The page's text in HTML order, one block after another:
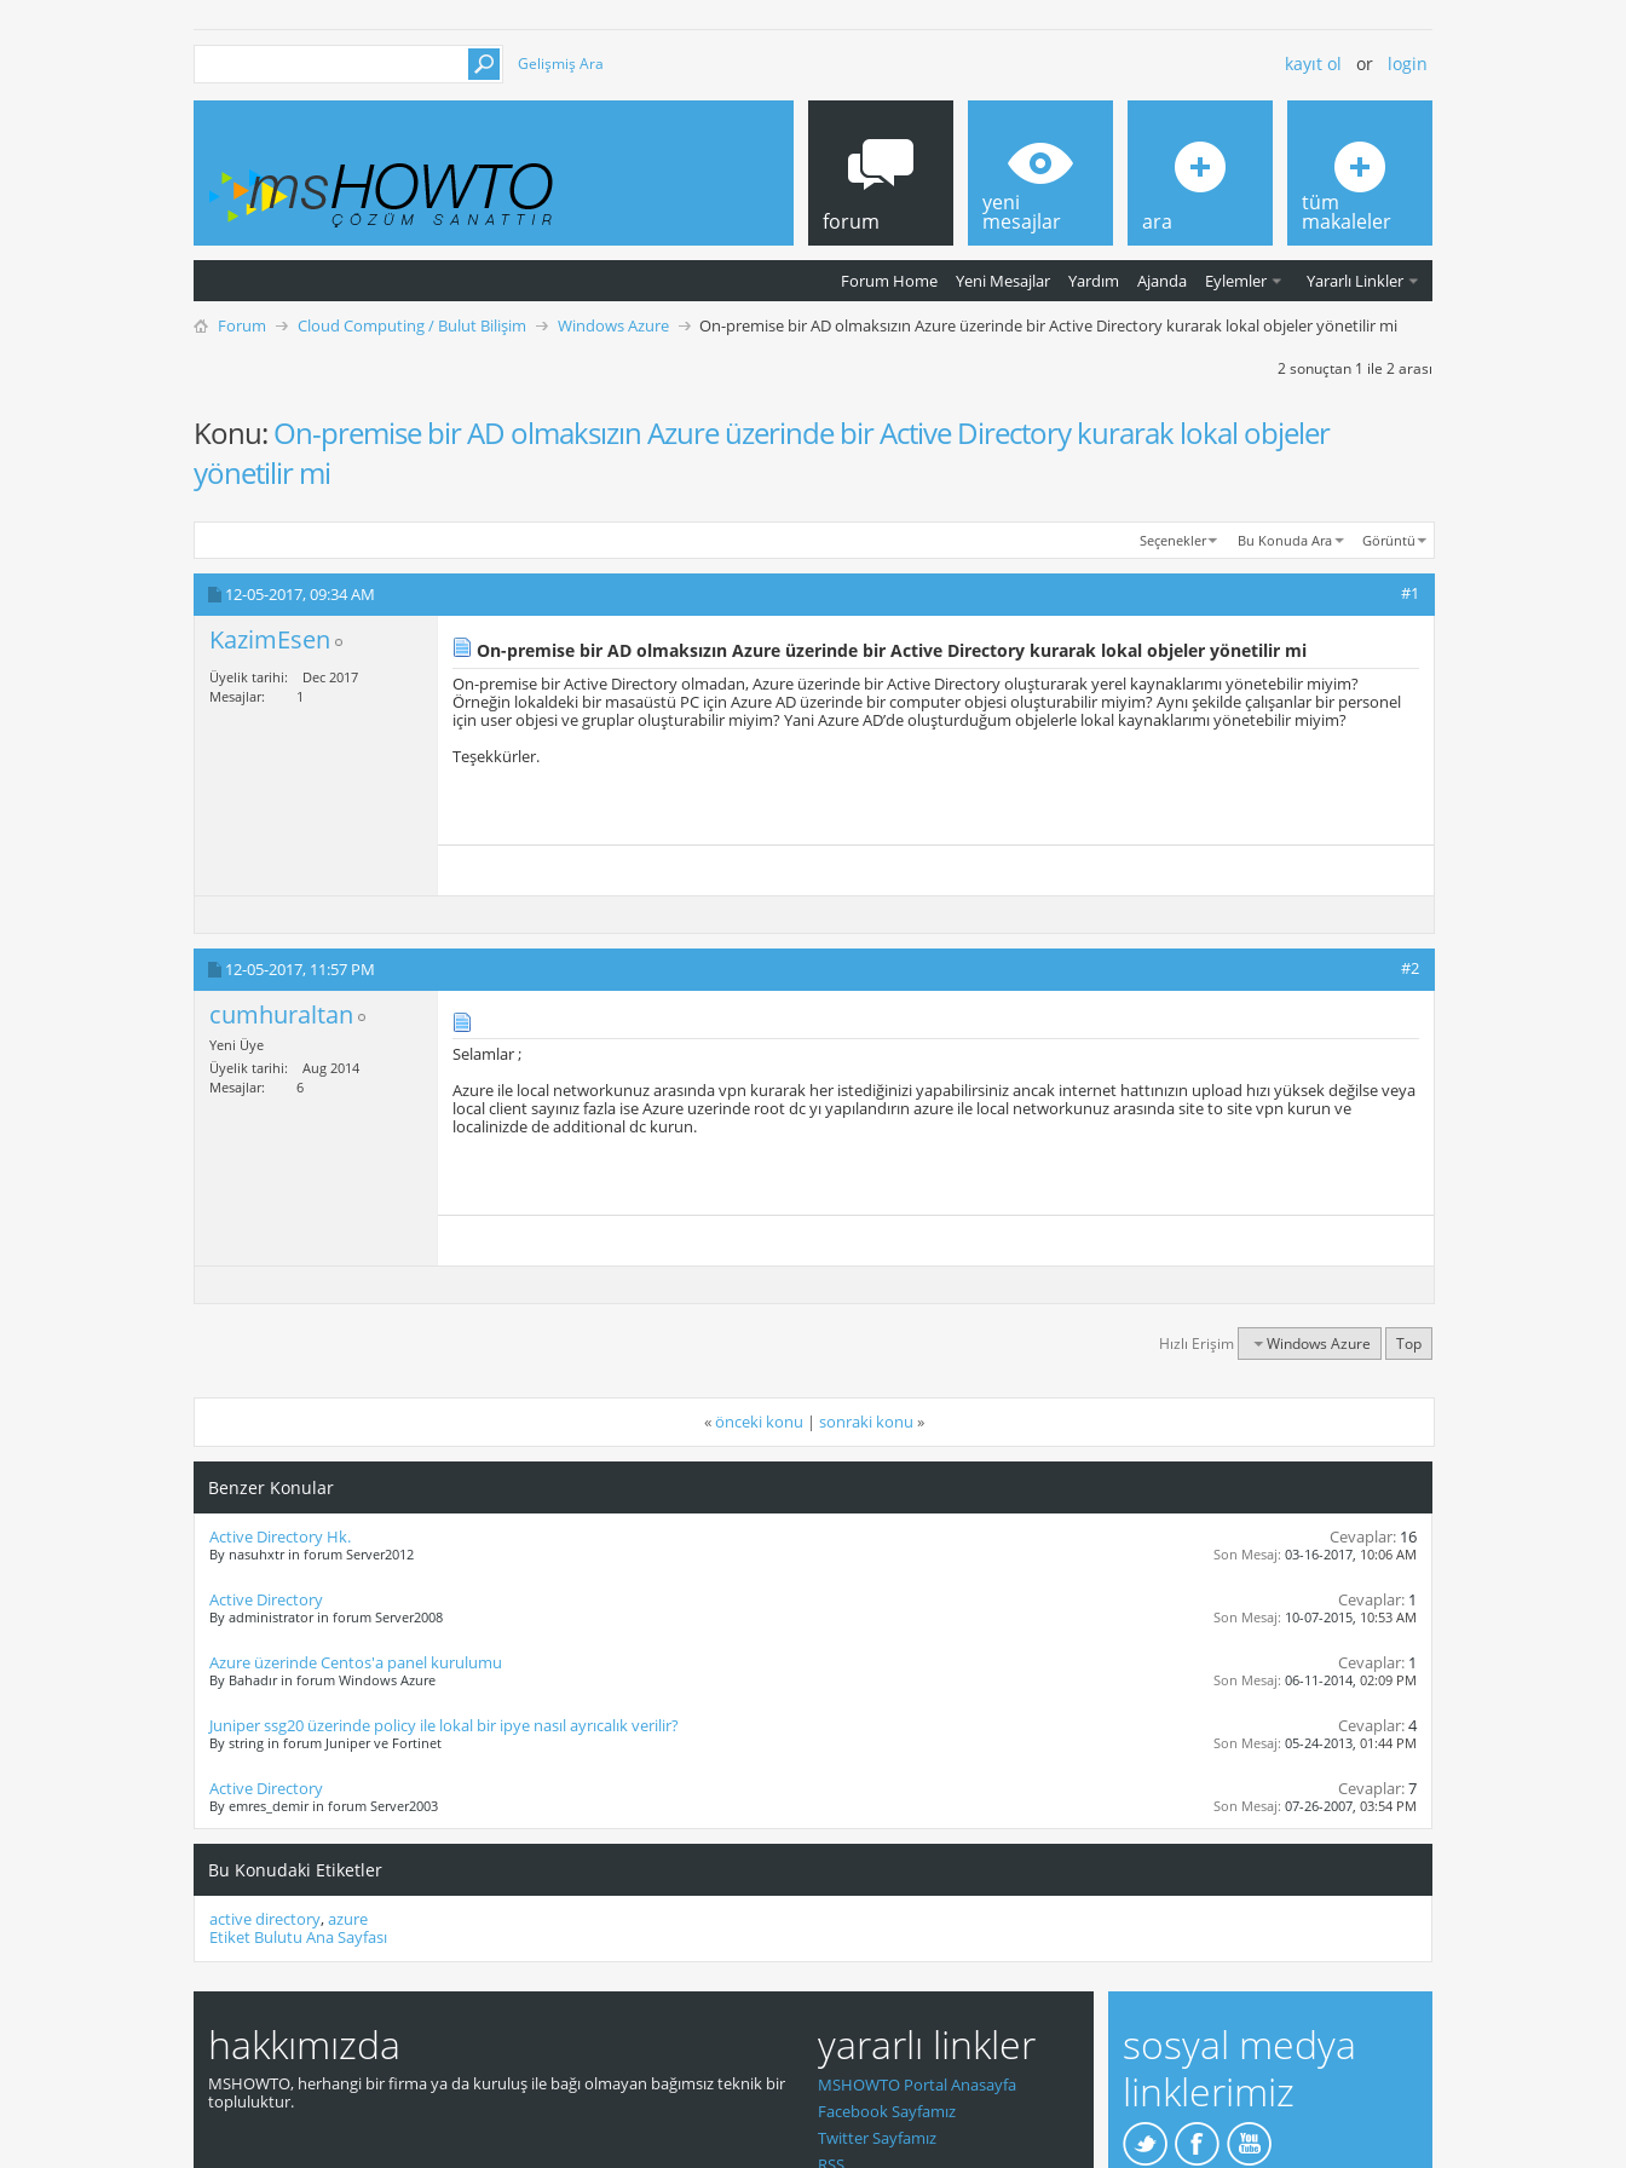
Gelişmiş Ara kayıt ol or login
forum
Forum Home Yeni Mesajlar Yardım Ajanda Eylemler Yararlı Linkler
yeni
mesajlar ara
tüm
makaleler
Forum Cloud Computing / Bulut Bilişim Windows Azure On-premise bir AD olmaksızın Azure üzerinde bir Active Directory kurarak lokal objeler yönetilir mi
2 sonuçtan 1 ile 2 arası
Konu:On-premise bir AD olmaksızın Azure üzerinde bir Active Directory kurarak lokal objeler
yönetilir mi
Seçenekler Bu Konuda Ara Görüntü
12-05-2017,09:34 AM #1
KazimEsen
Üyelik tarihi
Dec 2017
Mesajlar
1
On-premise bir AD olmaksızın Azure üzerinde bir Active Directory kurarak lokal objeler yönetilir mi
On-premise bir Active Directory olmadan, Azure üzerinde bir Active Directory oluşturarak yerel kaynaklarımı yönetebilir miyim?
Örneğin lokaldeki bir masaüstü PC için Azure AD üzerinde bir computer objesi oluşturabilir miyim? Aynı şekilde çalışanlar bir personel
için user objesi ve gruplar oluşturabilir miyim? Yani Azure AD’de oluşturduğum objelerle lokal kaynaklarımı yönetebilir miyim?
Teşekkürler.
12-05-2017, 11:57 PM #2
cumhuraltan
Yeni Üye
Üyelik tarihi
Aug 2014
Mesajlar
6
Selamlar ;
Azure ile local networkunuz arasında vpn kurarak her istediğinizi yapabilirsiniz ancak internet hattınızın upload hızı yüksek değilse veya
local client sayınız fazla ise Azure uzerinde root dc yı yapılandırın azure ile local networkunuz arasında site to site vpn kurun ve
localinizde de additional dc kurun.
Hızlı Erişim Windows Azure Top
«önceki konu | sonraki konu »
Benzer Konular
Active Directory Hk.
By nasuhxtr in forum Server2012
Cevaplar: 16
Son Mesaj: 03-16-2017, 10:06 AM
Active Directory
By administrator in forum Server2008
Cevaplar: 1
Son Mesaj: 10-07-2015, 10:53 AM
Azure üzerinde Centos'a panel kurulumu
By Bahadır in forum Windows Azure
Cevaplar: 1
Son Mesaj: 06-11-2014, 02:09 PM
Juniper ssg20 üzerinde policy ile lokal bir ipye nasıl ayrıcalık verilir?
By string in forum Juniper ve Fortinet
Cevaplar:4
Son Mesaj: 05-24-2013, 01:44 PM
Active Directory
By emres_demir in forum Server2003
Cevaplar:7
Son Mesaj: 07-26-2007, 03:54 PM
Bu Konudaki Etiketler
active directory,azure
Etiket Bulutu Ana Sayfası
hakkımızda
MSHOWTO, herhangi bir firma ya da kuruluş ile bağı olmayan bağımsız teknik bir
topluluktur.
yararlı linkler
MSHOWTO Portal Anasayfa
Facebook Sayfamız
Twitter Sayfamız
sosyal medya
linklerimiz